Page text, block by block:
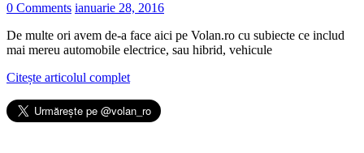
0 Comments ianuarie 28, 2016
De multe ori avem de-a face aici pe Volan.ro cu subiecte ce includ
mai mereu automobile electrice, sau hibrid, vehicule
Citește articolul complet